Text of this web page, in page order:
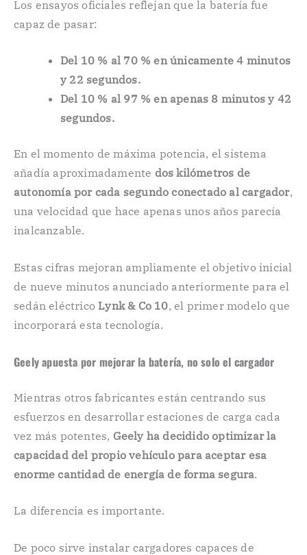
Los ensayos oficiales reflejan que la batería fue
capaz de pasar:
Del 10 % al 70 % en únicamente 4 minutos
y 22 segundos.
Del 10 % al 97 % en apenas 8 minutos y 42
segundos.
En el momento de máxima potencia, el sistema
añadía aproximadamente dos kilómetros de
autonomía por cada segundo conectado al cargador,
una velocidad que hace apenas unos años parecía
inalcanzable.
Estas cifras mejoran ampliamente el objetivo inicial
de nueve minutos anunciado anteriormente para el
sedán eléctrico Lynk & Co 10, el primer modelo que
incorporará esta tecnología.
Geely apuesta por mejorar la batería, no solo el cargador
Mientras otros fabricantes están centrando sus
esfuerzos en desarrollar estaciones de carga cada
vez más potentes, Geely ha decidido optimizar la
capacidad del propio vehículo para aceptar esa
enorme cantidad de energía de forma segura.
La diferencia es importante.
De poco sirve instalar cargadores capaces de